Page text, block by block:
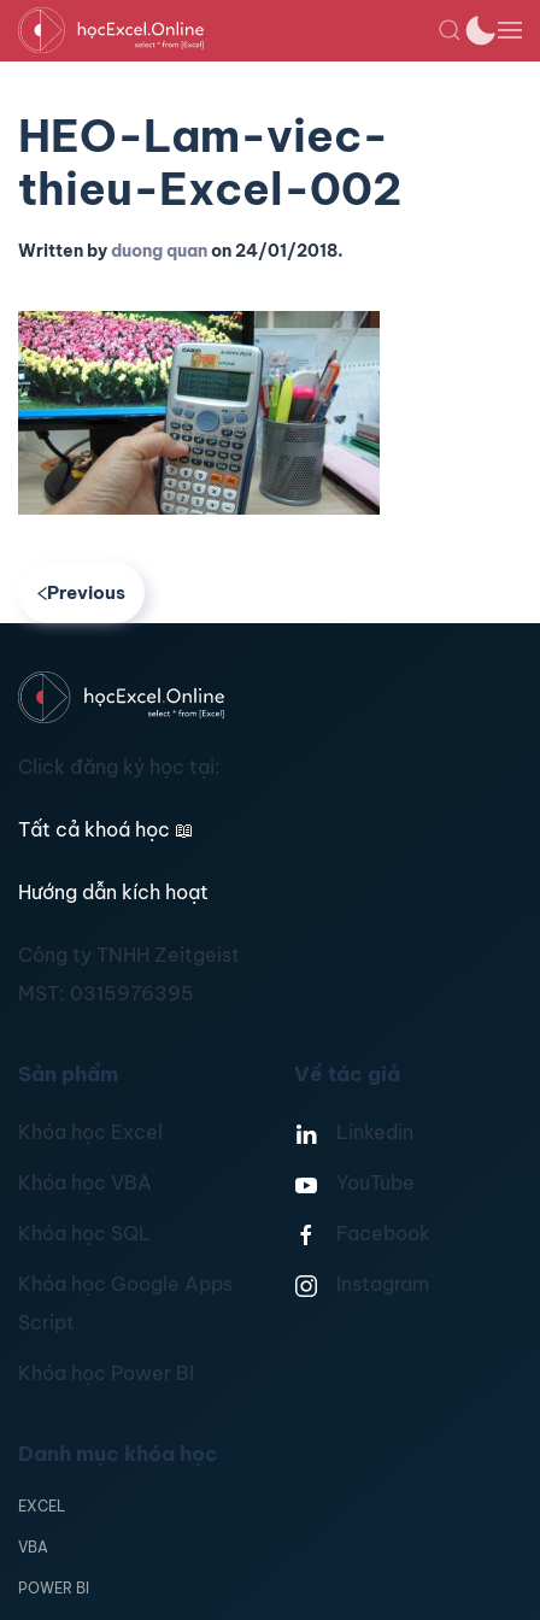
HEO-Lam-viec-
thieu-Excel-002
Written byduong quanon24/01/2018.
Previous
Click đăng ký học tại:
Tất cả khoá học 📖
Hướng dẫn kích hoạt
Công ty TNHH Zeitgeist
MST: 0315976395
Sản phẩm
Khóa học Excel
Khóa học VBA
Khóa học SQL
Khóa học Google Apps
Script
Khóa học Power BI
Về tác giả
Linkedin
YouTube
Facebook
Instagram
Danh mục khóa học
EXCEL
VBA
POWER BI